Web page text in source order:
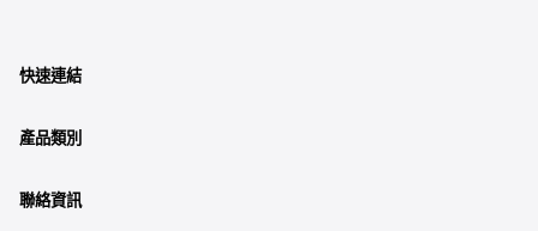
快速連結
產品類別
聯絡資訊